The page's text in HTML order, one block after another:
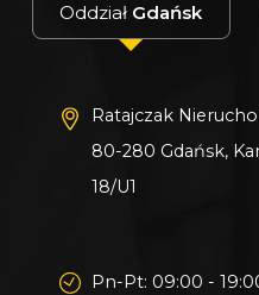
Oddział Gdańsk
Ratajczak
80-280 Gdańsk,
18/U1
Pn-Pt: 09:00 -